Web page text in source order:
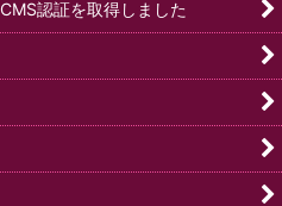
認証を取得しました